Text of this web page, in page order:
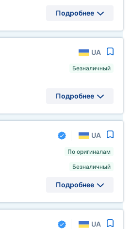
Подробнее
UA
Безналичный
Подробнее
UA
По оригиналам
Безналичный
Подробнее
UA